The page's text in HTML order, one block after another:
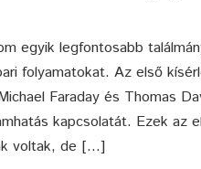
egyik legfontosabb
folyamatokat. Az első
Faraday és Thomas
kapcsolatát. Ezek az
voltak, de […]